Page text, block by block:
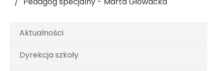
Aktualności
Dyrekcja szkoły